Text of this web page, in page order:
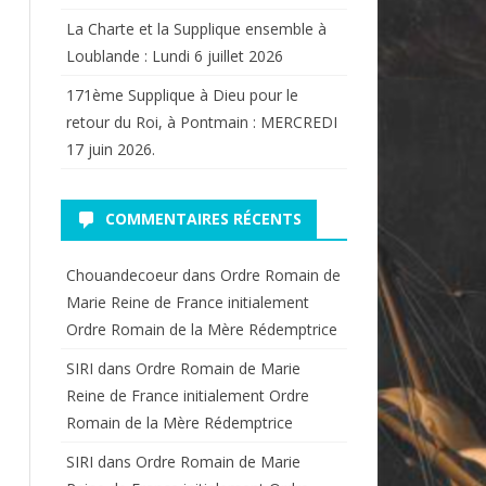
La Charte et la Supplique ensemble à
Loublande : Lundi 6 juillet 2026
171ème Supplique à Dieu pour le
retour du Roi, à Pontmain : MERCREDI
17 juin 2026.
COMMENTAIRES RÉCENTS
Chouandecoeurdans Ordre Romain de
Marie Reine de France initialement
Ordre Romain de la Mère Rédemptrice
SIRI dans Ordre Romain de Marie
Reine de France initialement Ordre
Romain de la Mère Rédemptrice
SIRI dans Ordre Romain de Marie